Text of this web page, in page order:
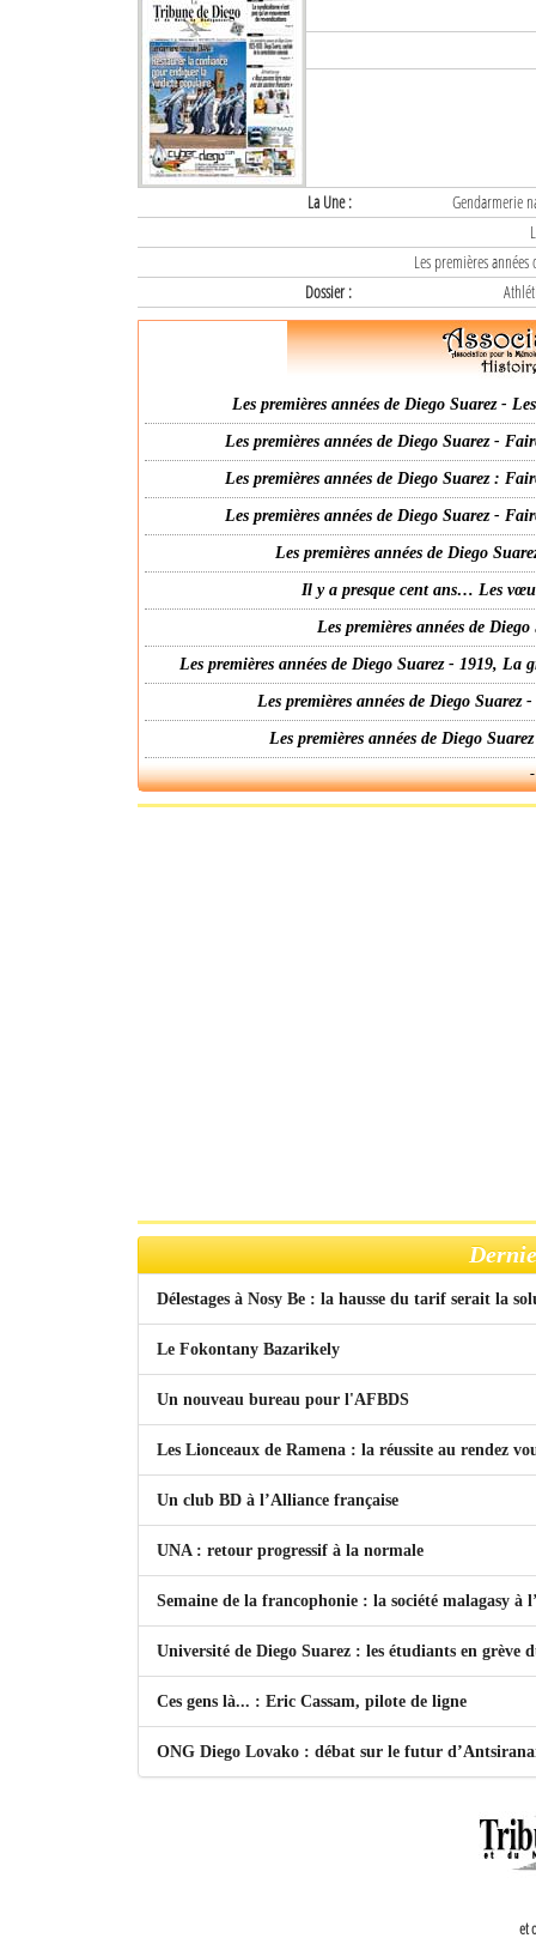
La Une :
Gendarmerie
Les premières
Dossier :
Les premières années de Diego Suarez -
Les premières années de Diego Suarez -
Les premières années de Diego Suarez :
Les premières années de Diego Suarez -
Les premières années de Diego
Il y a presque cent ans… Les
Les premières années de
Les premières années de Diego Suarez - 1919,
Les premières années de Diego
Les premières années de Diego
Délestages à Nosy Be : la hausse du tarif serait la
Le Fokontany Bazarikely
Un nouveau bureau pour l'AFBDS
Les Lionceaux de Ramena : la réussite au rendez
Un club BD à l’Alliance française
UNA : retour progressif à la normale
Semaine de la francophonie : la société malagasy à
Université de Diego Suarez : les étudiants en grève
Ces gens là... : Eric Cassam, pilote de ligne
ONG Diego Lovako : débat sur le futur
et